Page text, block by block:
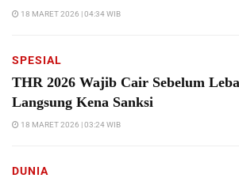
18 MARET 2026 | 04:34 WIB
SPESIAL
THR 2026 Wajib Cair Sebelum
Langsung Kena Sanksi
18 MARET 2026 | 03:24 WIB
DUNIA